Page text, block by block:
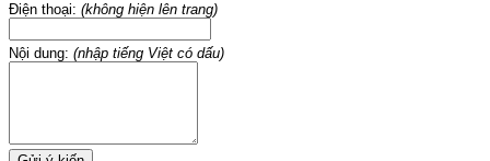
Điện thoại: (không hiện lên trang)
Nội dung: (nhập tiếng Việt có dấu)